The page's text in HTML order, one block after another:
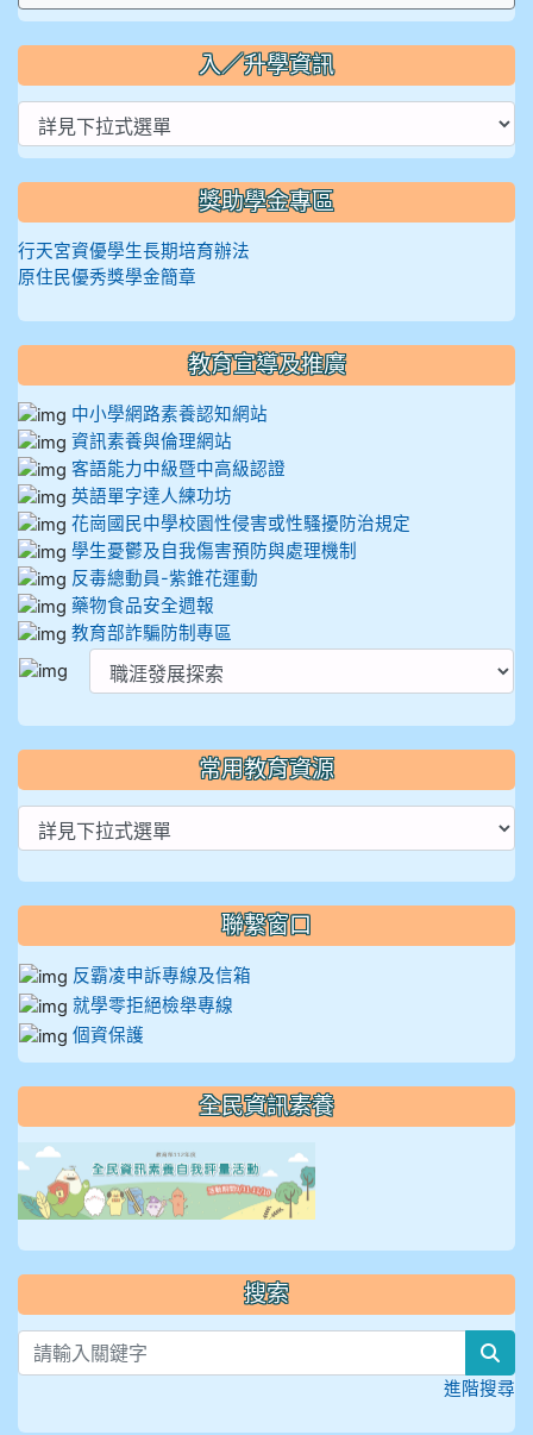
入／升學資訊
獎助學金專區
行天宮資優學生長期培育辦法
原住民優秀獎學金簡章
教育宣導及推廣
中小學網路素養認知網站
資訊素養與倫理網站
客語能力中級暨中高級認證
英語單字達人練功坊
花崗國民中學校園性侵害或性騷擾防治規定
學生憂鬱及自我傷害預防與處理機制
反毒總動員-紫錐花運動
藥物食品安全週報
教育部詐騙防制專區
常用教育資源
聯繫窗口
反霸凌申訴專線及信箱
就學零拒絕檢舉專線
個資保護
全民資訊素養
搜索
進階搜尋